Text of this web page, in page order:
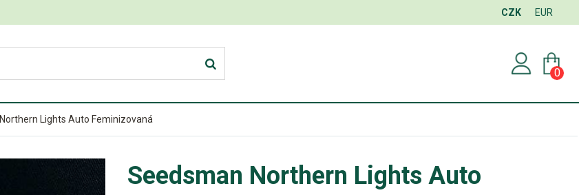
CZK EUR
0
Northern Lights Auto Feminizovaná
Seedsman Northern Lights Auto